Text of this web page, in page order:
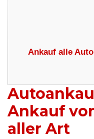
Ankauf alle
Ankauf
aller Art